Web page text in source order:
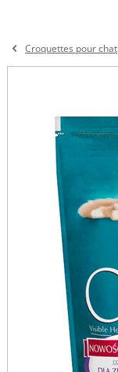
Croquettes pour chat